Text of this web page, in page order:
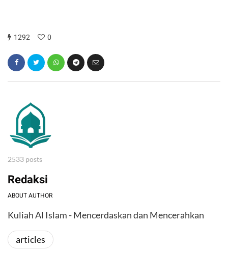
1292 0
2533 posts
Redaksi
ABOUT AUTHOR
Kuliah Al Islam - Mencerdaskan dan Mencerahkan
articles